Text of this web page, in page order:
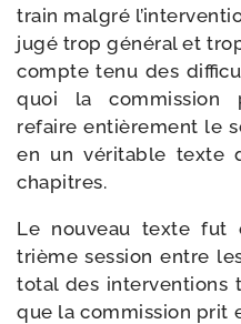
train mal­gré
jugé trop géné­ral et
compte tenu des
quoi la com­mis­sion
refaire entiè­re­ment le
en un véri­table texte
chapitres.
Le nou­veau texte
trième ses­sion entre
total des inter­ven­tions
que la com­mis­sion prit